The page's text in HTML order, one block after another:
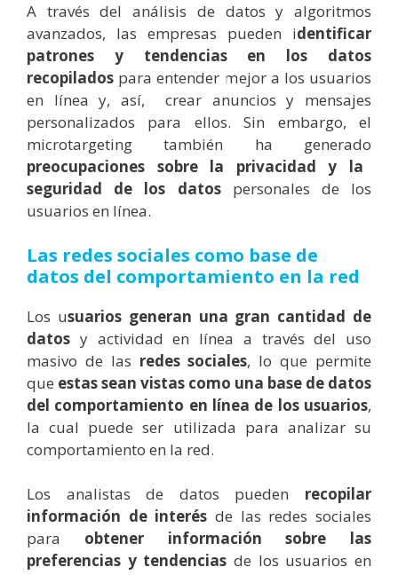
A través del análisis de datos y algoritmos
avanzados, las empresas pueden identificar
patrones y tendencias en los datos
recopilados para entender mejor a los usuarios
en línea y, así, crear anuncios y mensajes
personalizados para ellos. Sin embargo, el
microtargeting también ha generado
preocupaciones sobre la privacidad y la
seguridad de los datospersonales de los
usuarios en línea.
Las redes sociales como base de
datos del comportamiento en la red
Los usuarios generan una gran cantidad de
datos y actividad en línea a través del uso
masivo de las redes sociales, lo que permite
que estas sean vistas como una base de datos
del comportamiento en línea de los usuarios,
la cual puede ser utilizada para analizar su
comportamiento en la red.
Los analistas de datos pueden recopilar
información de interés de las redes sociales
para obtener información sobre las
preferencias y tendencias de los usuarios en